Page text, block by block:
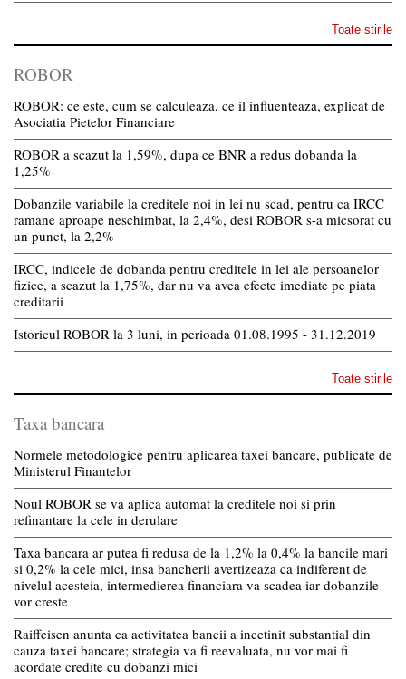
Toate stirile
ROBOR
ROBOR: ce este, cum se calculeaza, ce il influenteaza, explicat de
Asociatia Pietelor Financiare
ROBOR a scazut la 1,59%, dupa ce BNR a redus dobanda la
1,25%
Dobanzile variabile la creditele noi in lei nu scad, pentru ca IRCC
ramane aproape neschimbat, la 2,4%, desi ROBOR s-a micsorat cu
un punct, la 2,2%
IRCC, indicele de dobanda pentru creditele in lei ale persoanelor
fizice, a scazut la 1,75%, dar nu va avea efecte imediate pe piata
creditarii
Istoricul ROBOR la 3 luni, in perioada 01.08.1995 - 31.12.2019
Toate stirile
Taxa bancara
Normele metodologice pentru aplicarea taxei bancare, publicate de
Ministerul Finantelor
Noul ROBOR se va aplica automat la creditele noi si prin
refinantare la cele in derulare
Taxa bancara ar putea fi redusa de la 1,2% la 0,4% la bancile mari
si 0,2% la cele mici, insa bancherii avertizeaza ca indiferent de
nivelul acesteia, intermedierea financiara va scadea iar dobanzile
vor creste
Raiffeisen anunta ca activitatea bancii a incetinit substantial din
cauza taxei bancare; strategia va fi reevaluata, nu vor mai fi
acordate credite cu dobanzi mici